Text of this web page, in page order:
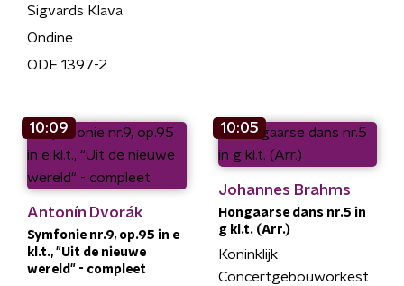
Sigvards Klava
Ondine
ODE 1397-2
10:09
Antonín Dvorák
Symfonie nr.9, op.95 in e
kl.t., "Uit de nieuwe
wereld" - compleet
10:05
Johannes Brahms
Hongaarse dans nr.5 in
g kl.t. (Arr.)
Koninklijk
Concertgebouworkest